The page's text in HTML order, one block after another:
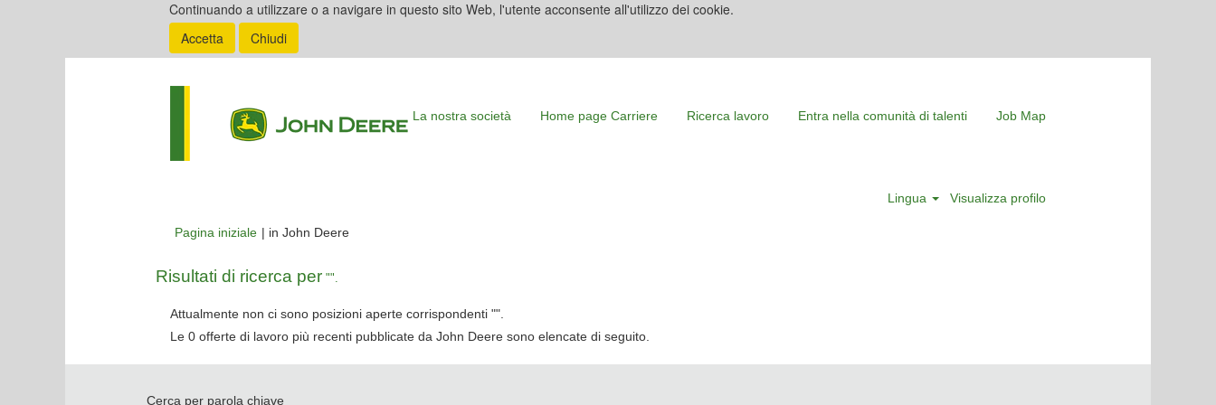
Continuando a utilizzare o a navigare in questo sito Web, l'utente acconsente all'utilizzo dei cookie.
Accetta
Chiudi
La nostra società Home page Carriere Ricerca lavoro Entra nella comunità di talenti Job Map
Lingua Visualizza profilo
Pagina iniziale | in John Deere(pagina
Risultati di ricerca per "".
Attualmente non ci sono posizioni aperte corrispondenti "".
Le 0 offerte di lavoro più recenti pubblicate da John Deere sono elencate di seguito.
Cerca per parola chiave